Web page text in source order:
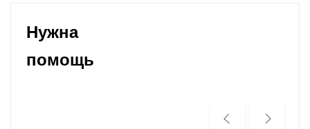
Нужна
помощь